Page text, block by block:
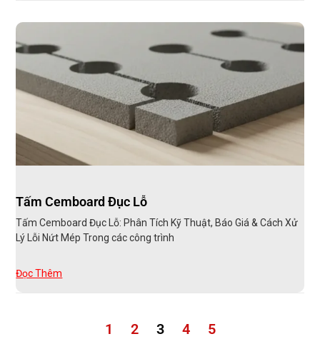
Tấm Cemboard Đục Lỗ
Tấm Cemboard Đục Lỗ: Phân Tích Kỹ Thuật, Báo Giá & Cách Xử
Lý Lỗi Nứt Mép Trong các công trình
Đọc Thêm
1 2 3 4 5